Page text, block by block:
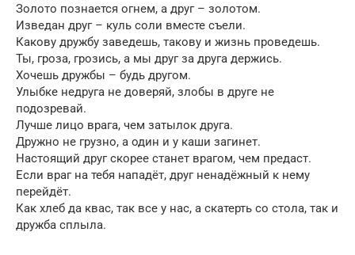
Золото познается огнем, а друг – золотом.
Изведан друг – куль соли вместе съели.
Какову дружбу заведешь, такову и жизнь проведешь.
Ты, гроза, грозись, а мы друг за друга держись.
Хочешь дружбы – будь другом.
Улыбке недруга не доверяй, злобы в друге не
подозревай.
Лучше лицо врага, чем затылок друга.
Дружно не грузно, а один и у каши загинет.
Настоящий друг скорее станет врагом, чем предаст.
Если враг на тебя нападёт, друг ненадёжный к нему
перейдёт.
Как хлеб да квас, так все у нас, а скатерть со стола, так и
дружба сплыла.